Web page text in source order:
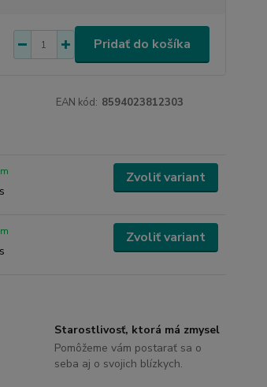
Pridať do košíka
EAN kód: 8594023812303
Zvoliť variant
Zvoliť variant
Starostlivosť, ktorá má zmysel
Pomôžeme vám postarať sa o
seba aj o svojich blízkych.